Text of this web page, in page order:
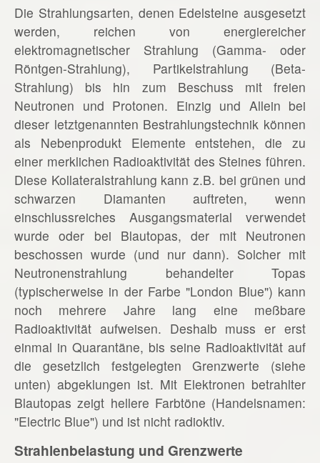
Die Strahlungsarten, denen Edelsteine ausgesetzt
werden, reichen von energiereicher
elektromagnetischer Strahlung (Gamma- oder
Röntgen-Strahlung), Partikelstrahlung (Beta-
Strahlung) bis hin zum Beschuss mit freien
Neutronen und Protonen. Einzig und Allein bei
dieser letztgenannten Bestrahlungstechnik können
als Nebenprodukt Elemente entstehen, die zu
einer merklichen Radioaktivität des Steines führen.
Diese Kollateralstrahlung kann z.B. bei grünen und
schwarzen Diamanten auftreten, wenn
einschlussreiches Ausgangsmaterial verwendet
wurde oder bei Blautopas, der mit Neutronen
beschossen wurde (und nur dann). Solcher mit
Neutronenstrahlung behandelter Topas
(typischerweise in der Farbe "London Blue") kann
noch mehrere Jahre lang eine meßbare
Radioaktivität aufweisen. Deshalb muss er erst
einmal in Quarantäne, bis seine Radioaktivität auf
die gesetzlich festgelegten Grenzwerte (siehe
unten) abgeklungen ist. Mit Elektronen betrahlter
Blautopas zeigt hellere Farbtöne (Handelsnamen:
"Electric Blue") und ist nicht radioktiv.
Strahlenbelastung und Grenzwerte